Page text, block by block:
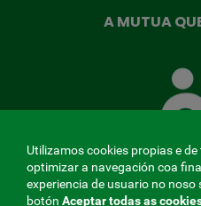
A MUTUA
Mutua
que
Utilizamos cookies propias e
optimizar a navegación coa
experiencia de usuario no noso
botón Aceptar todas as